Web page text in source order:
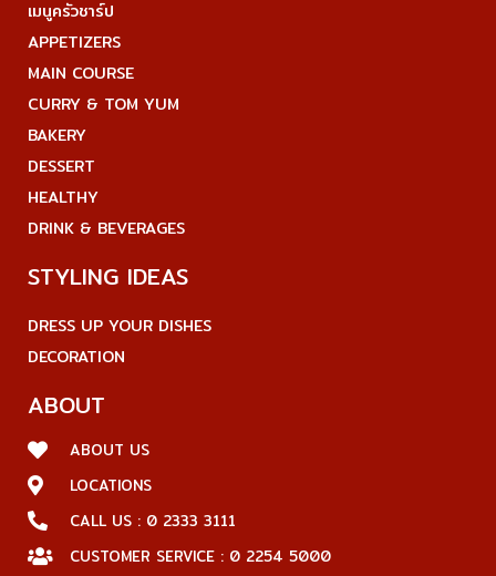
เมนูครัวชาร์ป
APPETIZERS
MAIN COURSE
CURRY & TOM YUM
BAKERY
DESSERT
HEALTHY
DRINK & BEVERAGES
STYLING IDEAS
DRESS UP YOUR DISHES
DECORATION
ABOUT
ABOUT US
LOCATIONS
CALL US : 0 2333 3111
CUSTOMER SERVICE : 0 2254 5000